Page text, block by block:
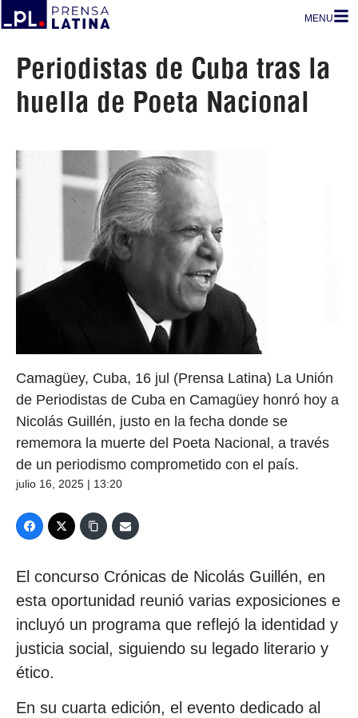
MENU
Periodistas de Cuba tras la
huella de Poeta Nacional
Camagüey, Cuba, 16 jul (Prensa Latina) La Unión
de Periodistas de Cuba en Camagüey honró hoy a
Nicolás Guillén, justo en la fecha donde se
rememora la muerte del Poeta Nacional, a través
de un periodismo comprometido con el país.
julio 16, 2025 | 13:20
El concurso Crónicas de Nicolás Guillén, en
esta oportunidad reunió varias exposiciones e
incluyó un programa que reflejó la identidad y
justicia social, siguiendo su legado literario y
ético.
En su cuarta edición, el evento dedicado al